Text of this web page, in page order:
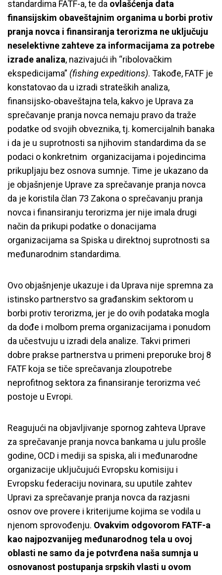
standardima FATF-a, te da ovlašćenja data
finansijskim obaveštajnim organima u borbi protiv
pranja novca i finansiranja terorizma ne uključuju
neselektivne zahteve za informacijama za potrebe
izrade analiza, nazivajući ih “ribolovačkim
ekspedicijama” (fishing expeditions). Takođe, FATF je
konstatovao da u izradi strateških analiza,
finansijsko-obaveštajna tela, kakvo je Uprava za
sprečavanje pranja novca nemaju pravo da traže
podatke od svojih obveznika, tj. komercijalnih banaka
i da je u suprotnosti sa njihovim standardima da se
podaci o konkretnim organizacijama i pojedincima
prikupljaju bez osnova sumnje. Time je ukazano da
je objašnjenje Uprave za sprečavanje pranja novca
da je koristila član 73 Zakona o sprečavanju pranja
novca i finansiranju terorizma jer nije imala drugi
način da prikupi podatke o donacijama
organizacijama sa Spiska u direktnoj suprotnosti sa
međunarodnim standardima.
Ovo objašnjenje ukazuje i da Uprava nije spremna za
istinsko partnerstvo sa građanskim sektorom u
borbi protiv terorizma, jer je do ovih podataka mogla
da dođe i molbom prema organizacijama i ponudom
da učestvuju u izradi dela analize. Takvi primeri
dobre prakse partnerstva u primeni preporuke broj 8
FATF koja se tiče sprečavanja zloupotrebe
neprofitnog sektora za finansiranje terorizma već
postoje u Evropi.
Reagujući na objavljivanje spornog zahteva Uprave
za sprečavanje pranja novca bankama u julu prošle
godine, OCD i mediji sa spiska, ali i međunarodne
organizacije uključujući Evropsku komisiju i
Evropsku federaciju novinara, su uputile zahtev
Upravi za sprečavanje pranja novca da razjasni
osnov ove provere i kriterijume kojima se vodila u
njenom sprovođenju. Ovakvim odgovorom FATF-a
kao najpozvanijeg međunarodnog tela u ovoj
oblasti ne samo da je potvrđena naša sumnja u
osnovanost postupanja srpskih vlasti u ovom